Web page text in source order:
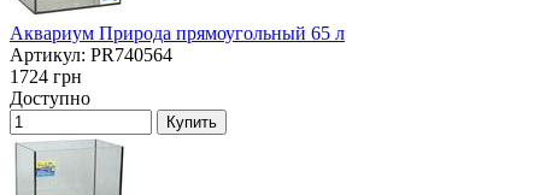
Аквариум Природа прямоугольный 65 л
Артикул: PR740564
1724 грн
Доступно
Купить